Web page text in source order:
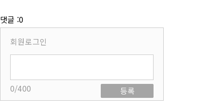
댓글 :0
회원로그인
0/400
등록